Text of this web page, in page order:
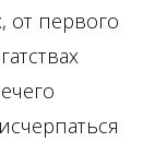
от первого